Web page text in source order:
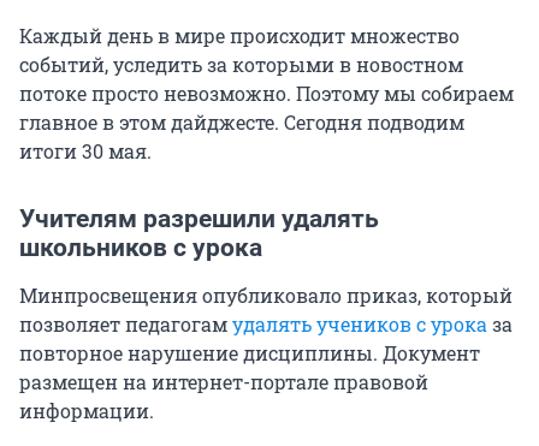
Каждый день в мире происходит множество
событий, уследить за которыми в новостном
потоке просто невозможно. Поэтому мы собираем
главное в этом дайджесте. Сегодня подводим
итоги 30 мая.
Учителям разрешили удалять
школьников с урока
Минпросвещения опубликовало приказ, который
позволяет педагогамудалять учеников с уроказа
повторное нарушение дисциплины. Документ
размещен на интернет-портале правовой
информации.